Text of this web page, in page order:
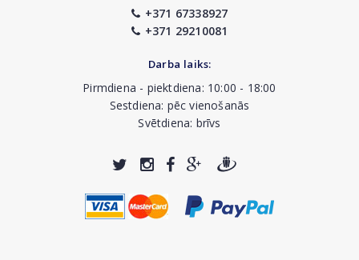
+371 67338927
+371 29210081
Darba laiks:
Pirmdiena - piektdiena: 10:00 - 18:00
Sestdiena: pēc vienošanās
Svētdiena: brīvs